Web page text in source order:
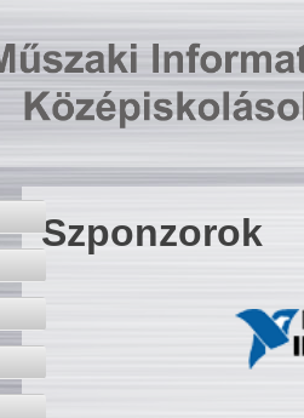
Szponzorok